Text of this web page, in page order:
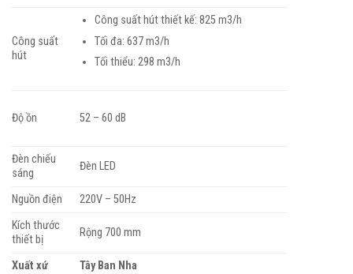
Công suất
hút
Công suất hút thiết kế: 825 m3/h
Tối đa: 637 m3/h
Tối thiểu: 298 m3/h
Độ ồn 52 – 60 dB
Đèn chiếu
sáng
Đèn LED
Nguồn điện
220V – 50Hz
Kích thước
thiết bị
Rộng 700 mm
Xuất xứ
Tây Ban Nha